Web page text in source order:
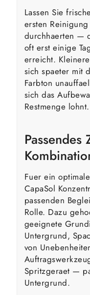
Lassen Sie
ersten
durchhaerten —
oft erst einige
erreicht.
sich spaeter mit
Farbton
sich das
Restmenge lohnt.
Passendes
Fuer ein
CapaSol
passenden
Rolle. Dazu
geeignete
Untergrund,
von
Spritzgeraet —
Untergrund.